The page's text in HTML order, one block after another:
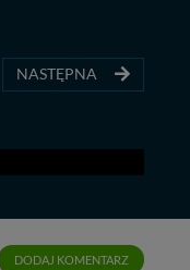
NASTĘPNA
DODAJ KOMENTARZ